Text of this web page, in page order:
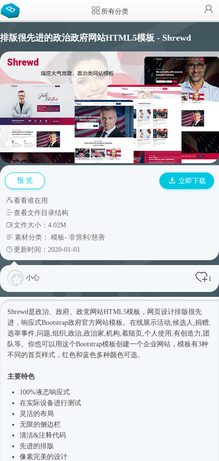
所有分类
排版很先进的政治政府网站HTML5模板 - Shrewd
预 览 立即下载
看看谁在用
查看文件目录结构
文件大小：4.02M
素材分类： 模板- 非营利/慈善
更新时间：2020-01-01
小心 1
Shrewd是政治、政府、政党网站HTML5模板 ，网页设计排版很先
进， 响应式Bootstrap政府官方网站模板 。在线展示活动,候选人,捐赠,
选举事件,问题,组织,政治,政治家,机构,着陆页,个人使用,有创造力,团
队等。你也可以用这个Bootstrap模板创建一个企业网站，模板有3种
不同的首页样式，红色和蓝色多种颜色可选。
主要特色
100%液态响应式
在实际设备进行测试
灵活的布局
无限的侧边栏
清洁&注释代码
先进的排版
像素完美的设计